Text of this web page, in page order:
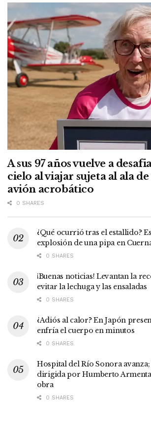
A sus 97 años vuelve a
cielo al viajar sujeta al ala
avión acrobático
0 SHARES
¿Qué ocurrió tras el estallido?
explosión de una pipa en
0 SHARES
¡Buenas noticias! Levantan la
evitar la lechuga y las ensaladas
0 SHARES
¿Adiós al calor? En Japón
enfría el cuerpo en minutos
0 SHARES
Hospital del Río Sonora avanza;
dirigida por Humberto
obra
0 SHARES